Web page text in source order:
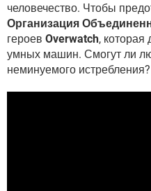
человечество. Чтобы
Организация
героев Overwatch,
умных машин. Смогут ли
неминуемого истребления?